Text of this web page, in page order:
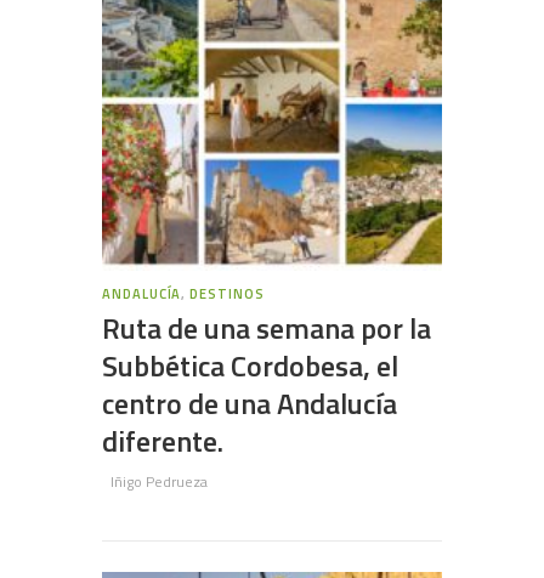
ANDALUCÍA,DESTINOS
Ruta de una semana por la
Subbética Cordobesa, el
centro de una Andalucía
diferente.
Iñigo Pedrueza